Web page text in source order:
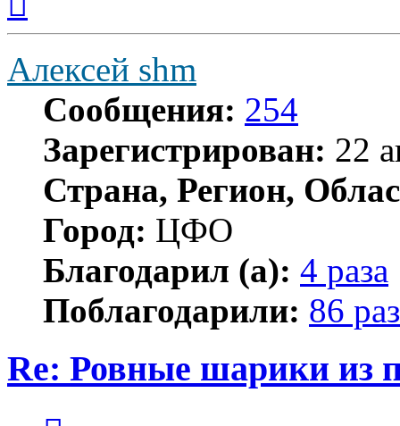
началу
Алексей shm
Сообщения: 254
Зарегистрирован: 22
Страна, Регион,
Город: ЦФО
Благодарил (а): 4 раза
Поблагодарили: 86 раз
Re: Ровные шарики из